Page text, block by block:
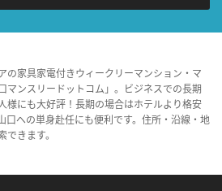
の家具家電付きウィークリーマンション・マ
マンスリードットコム」。ビジネスでの長期
様にも大好評！長期の場合はホテルより格安
口への単身赴任にも便利です。住所・沿線・地
きます。